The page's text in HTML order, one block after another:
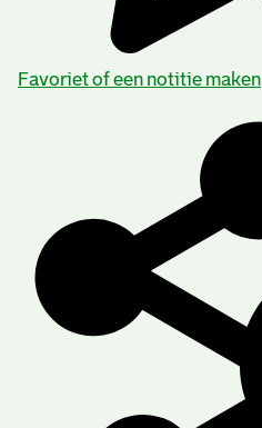
Favoriet of een notitie maken